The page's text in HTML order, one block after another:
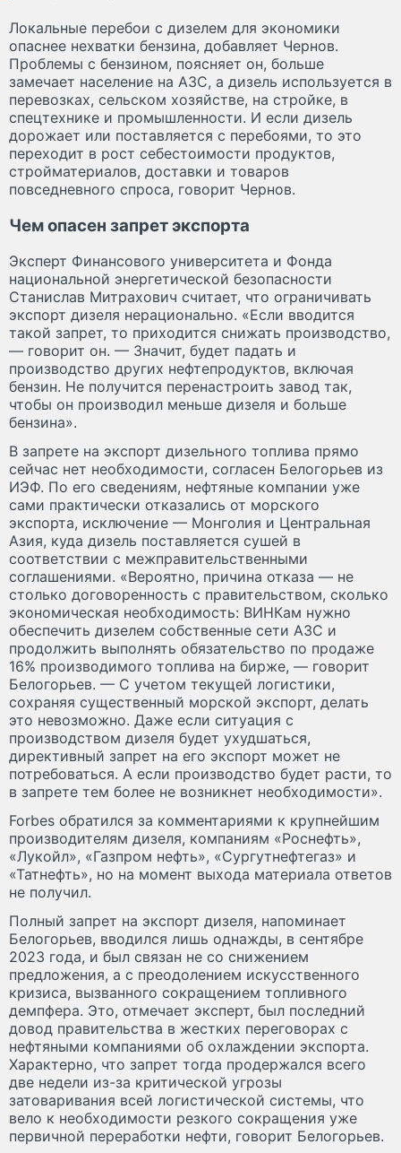
Локальные перебои с дизелем для экономики
опаснее нехватки бензина, добавляет Чернов.
Проблемы с бензином, поясняет он, больше
замечает население на АЗС, а дизель используется в
перевозках, сельском хозяйстве, на стройке, в
спецтехнике и промышленности. И если дизель
дорожает или поставляется с перебоями, то это
переходит в рост себестоимости продуктов,
стройматериалов, доставки и товаров
повседневного спроса, говорит Чернов.
Чем опасен запрет экспорта
Эксперт Финансового университета и Фонда
национальной энергетической безопасности
Станислав Митрахович считает, что ограничивать
экспорт дизеля нерационально. «Если вводится
такой запрет, то приходится снижать производство,
— говорит он. — Значит, будет падать и
производство других нефтепродуктов, включая
бензин. Не получится перенастроить завод так,
чтобы он производил меньше дизеля и больше
бензина».
В запрете на экспорт дизельного топлива прямо
сейчас нет необходимости, согласен Белогорьев из
ИЭФ. По его сведениям, нефтяные компании уже
сами практически отказались от морского
экспорта, исключение — Монголия и Центральная
Азия, куда дизель поставляется сушей в
соответствии с межправительственными
соглашениями. «Вероятно, причина отказа — не
столько договоренность с правительством, сколько
экономическая необходимость: ВИНКам нужно
обеспечить дизелем собственные сети АЗС и
продолжить выполнять обязательство по продаже
16% производимого топлива на бирже, — говорит
Белогорьев. — С учетом текущей логистики,
сохраняя существенный морской экспорт, делать
это невозможно. Даже если ситуация с
производством дизеля будет ухудшаться,
директивный запрет на его экспорт может не
потребоваться. А если производство будет расти, то
в запрете тем более не возникнет необходимости».
Forbes обратился за комментариями к крупнейшим
производителям дизеля, компаниям «Роснефть»,
«Лукойл», «Газпром нефть», «Сургутнефтегаз» и
«Татнефть», но на момент выхода материала ответов
не получил.
Полный запрет на экспорт дизеля, напоминает
Белогорьев, вводился лишь однажды, в сентябре
2023 года, и был связан не со снижением
предложения, а с преодолением искусственного
кризиса, вызванного сокращением топливного
демпфера. Это, отмечает эксперт, был последний
довод правительства в жестких переговорах с
нефтяными компаниями об охлаждении экспорта.
Характерно, что запрет тогда продержался всего
две недели из-за критической угрозы
затоваривания всей логистической системы, что
вело к необходимости резкого сокращения уже
первичной переработки нефти, говорит Белогорьев.